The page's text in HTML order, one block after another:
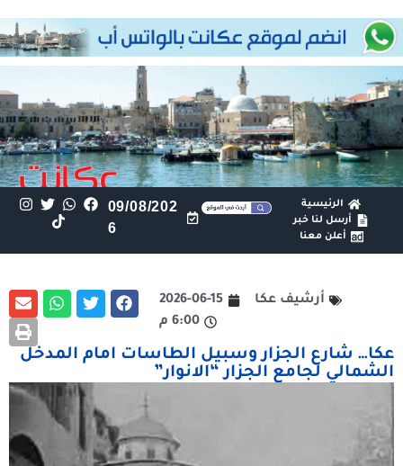
الرئيسية
أرسل لنا خبر
أعلن معنا
09/08/202
6
أرشيف عكا
2026-06-15
6:00 م
عكا… شارع الجزار وسبيل الطاسات امام المدخل
الشمالي لجامع الجزار “الانوار”